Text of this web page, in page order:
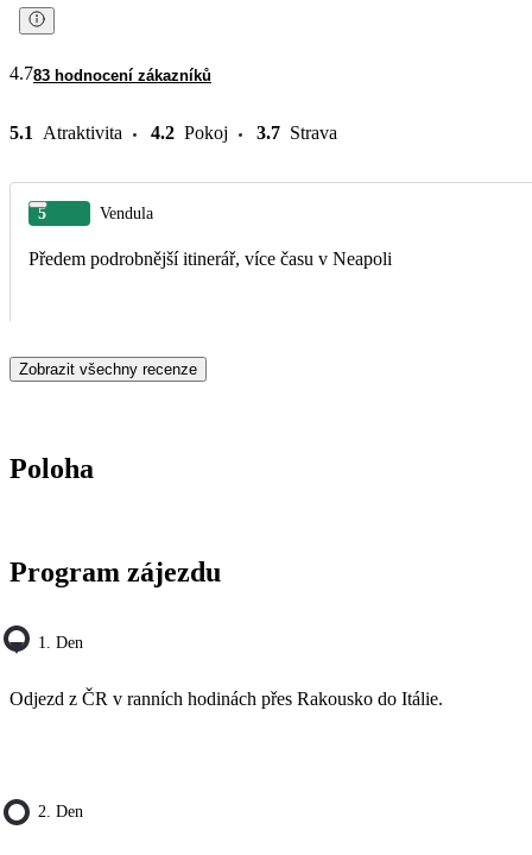
4.783 hodnocení zákazníků
5.1 Atraktivita 4.2 Pokoj 3.7 Strava
5 Vendula
Předem podrobnější itinerář, více času v Neapoli
Zobrazit všechny recenze
Poloha
Program zájezdu
1. Den
Odjezd z ČR v ranních hodinách přes Rakousko do Itálie.
2. Den